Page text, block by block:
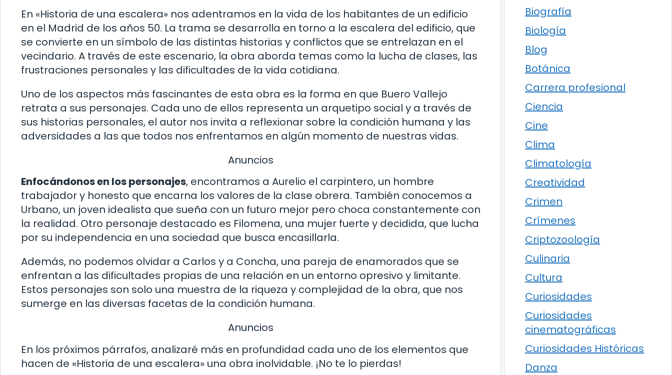
En «Historia de una escalera» nos adentramos en la vida de los habitantes de un edificio
en el Madrid de los años 50. La trama se desarrolla en torno a la escalera del edificio, que
se convierte en un símbolo de las distintas historias y conflictos que se entrelazan en el
vecindario. A través de este escenario, la obra aborda temas como la lucha de clases, las
frustraciones personales y las dificultades de la vida cotidiana.
Uno de los aspectos más fascinantes de esta obra es la forma en que Buero Vallejo
retrata a sus personajes. Cada uno de ellos representa un arquetipo social y a través de
sus historias personales, el autor nos invita a reflexionar sobre la condición humana y las
adversidades a las que todos nos enfrentamos en algún momento de nuestras vidas.
Anuncios
Enfocándonos en los personajes, encontramos a Aurelio el carpintero, un hombre
trabajador y honesto que encarna los valores de la clase obrera. También conocemos a
Urbano, un joven idealista que sueña con un futuro mejor pero choca constantemente con
la realidad. Otro personaje destacado es Filomena, una mujer fuerte y decidida, que lucha
por su independencia en una sociedad que busca encasillarla.
Además, no podemos olvidar a Carlos y a Concha, una pareja de enamorados que se
enfrentan a las dificultades propias de una relación en un entorno opresivo y limitante.
Estos personajes son solo una muestra de la riqueza y complejidad de la obra, que nos
sumerge en las diversas facetas de la condición humana.
Anuncios
En los próximos párrafos, analizaré más en profundidad cada uno de los elementos que
hacen de «Historia de una escalera» una obra inolvidable. ¡No te lo pierdas!
Biografía
Biología
Blog
Botánica
Carrera profesional
Ciencia
Cine
Clima
Climatología
Creatividad
Crimen
Crímenes
Criptozoología
Culinaria
Cultura
Curiosidades
Curiosidades
cinematográficas
Curiosidades Históricas
Danza